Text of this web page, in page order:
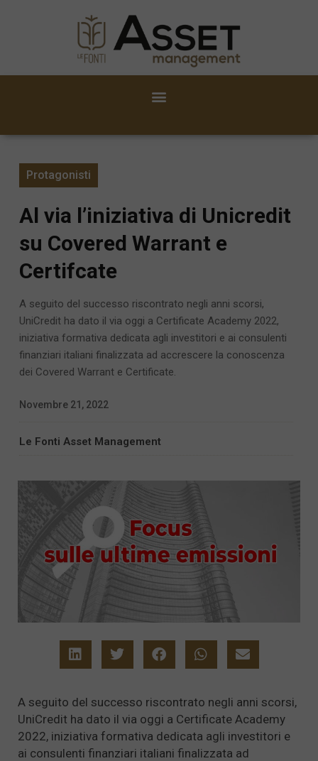
Protagonisti
Al via l’iniziativa di Unicredit
su Covered Warrant e
Certifcate
A seguito del successo riscontrato negli anni scorsi,
UniCredit ha dato il via oggi a Certificate Academy 2022,
iniziativa formativa dedicata agli investitori e ai consulenti
finanziari italiani finalizzata ad accrescere la conoscenza
dei Covered Warrant e Certificate.
Novembre 21, 2022
Le Fonti Asset Management
A seguito del successo riscontrato negli anni scorsi,
UniCredit ha dato il via oggi a Certificate Academy
2022, iniziativa formativa dedicata agli investitori e
ai consulenti finanziari italiani finalizzata ad